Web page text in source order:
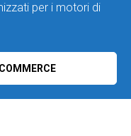
per i motori di